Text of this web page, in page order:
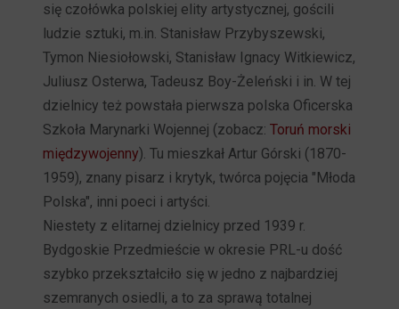
się czołówka polskiej elity artystycznej, gościli
ludzie sztuki, m.in. Stanisław Przybyszewski,
Tymon Niesiołowski, Stanisław Ignacy Witkiewicz,
Juliusz Osterwa, Tadeusz Boy-Żeleński i in. W tej
dzielnicy też powstała pierwsza polska Oficerska
Szkoła Marynarki Wojennej (zobacz:Toruń morski
międzywojenny). Tu mieszkał Artur Górski (1870-
1959), znany pisarz i krytyk, twórca pojęcia "Młoda
Polska", inni poeci i artyści.
Niestety z elitarnej dzielnicy przed 1939 r.
Bydgoskie Przedmieście w okresie PRL-u dość
szybko przekształciło się w jedno z najbardziej
szemranych osiedli, a to za sprawą totalnej